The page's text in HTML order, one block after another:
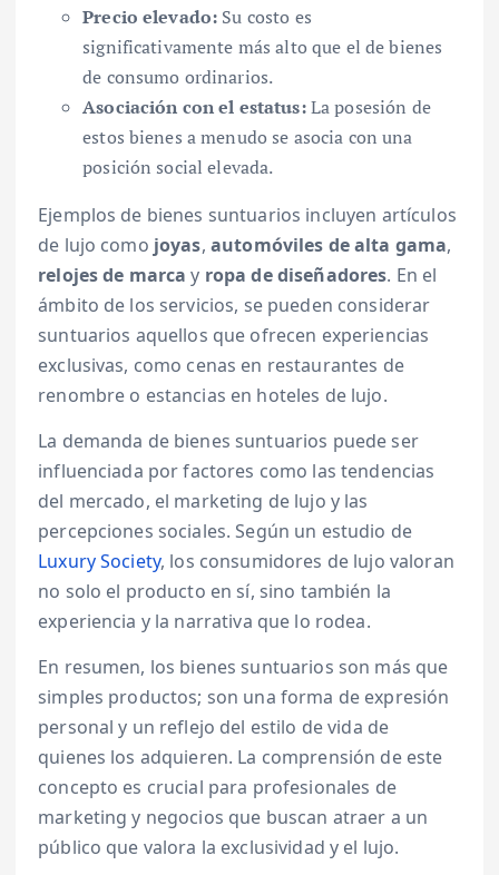
Precio elevado: Su costo es
significativamente más alto que el de bienes
de consumo ordinarios.
Asociación con el estatus:La posesión de
estos bienes a menudo se asocia con una
posición social elevada.
Ejemplos de bienes suntuarios incluyen artículos
de lujo como joyas, automóviles de alta gama,
relojes de marca y ropa de diseñadores. En el
ámbito de los servicios, se pueden considerar
suntuarios aquellos que ofrecen experiencias
exclusivas, como cenas en restaurantes de
renombre o estancias en hoteles de lujo.
La demanda de bienes suntuarios puede ser
influenciada por factores como las tendencias
del mercado, el marketing de lujo y las
percepciones sociales. Según un estudio de
Luxury Society, los consumidores de lujo valoran
no solo el producto en sí, sino también la
experiencia y la narrativa que lo rodea.
En resumen, los bienes suntuarios son más que
simples productos; son una forma de expresión
personal y un reflejo del estilo de vida de
quienes los adquieren. La comprensión de este
concepto es crucial para profesionales de
marketing y negocios que buscan atraer a un
público que valora la exclusividad y el lujo.